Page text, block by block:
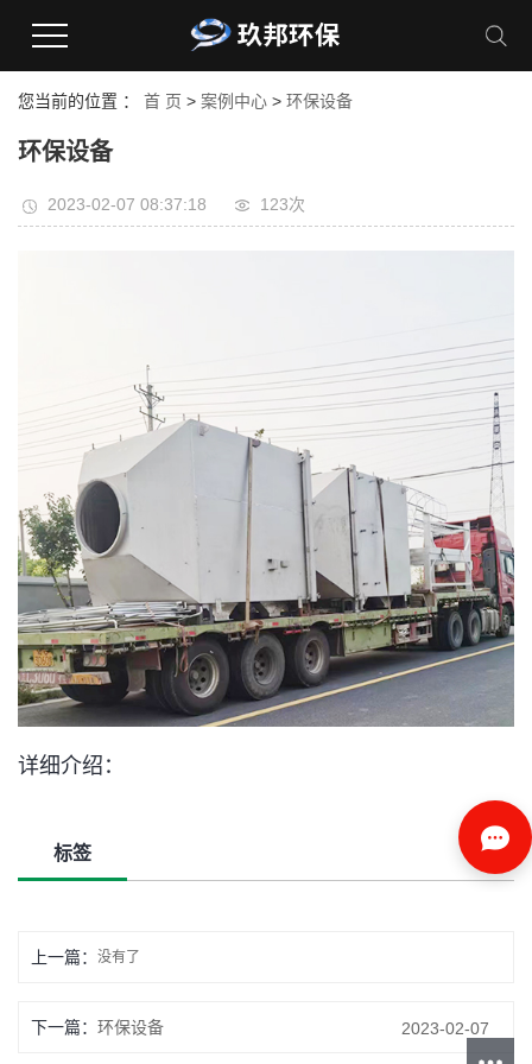
您当前的位置 ： 首 页 > 案例中心 > 环保设备
环保设备
2023-02-07 08:37:18 123次
详细介绍：
标签
上一篇： 没有了
下一篇： 环保设备 2023-02-07